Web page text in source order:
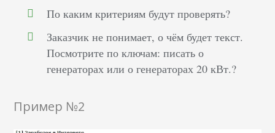
По каким критериям будут проверять?
Заказчик не понимает, о чём будет текст.
Посмотрите по ключам: писать о
генераторах или о генераторах 20 кВт.?
Пример №2